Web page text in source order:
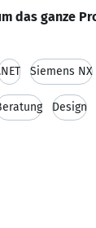
das ganze
Siemens NX
Design